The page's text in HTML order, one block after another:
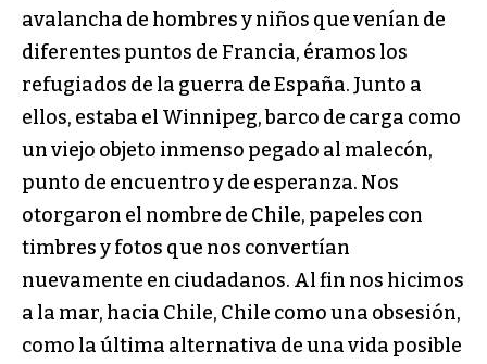
avalancha de hombres y niños que venían de
diferentes puntos de Francia, éramos los
refugiados de la guerra de España. Junto a
ellos, estaba el Winnipeg, barco de carga como
un viejo objeto inmenso pegado al malecón,
punto de encuentro y de esperanza. Nos
otorgaron el nombre de Chile, papeles con
timbres y fotos que nos convertían
nuevamente en ciudadanos. Al fin nos hicimos
a la mar, hacia Chile, Chile como una obsesión,
como la última alternativa de una vida posible